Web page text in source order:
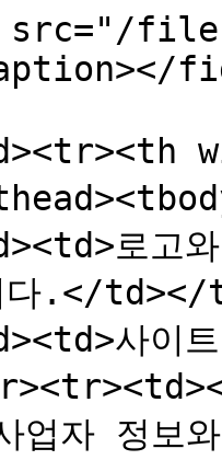
files/
로고와
다.</
사이트
업자 정보